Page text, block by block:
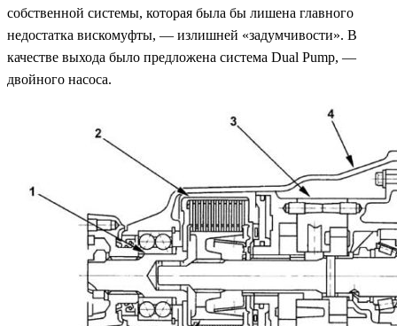
собственной системы, которая была бы лишена главного
недостатка вискомуфты, — излишней «задумчивости». В
качестве выхода было предложена система Dual Pump, —
двойного насоса.